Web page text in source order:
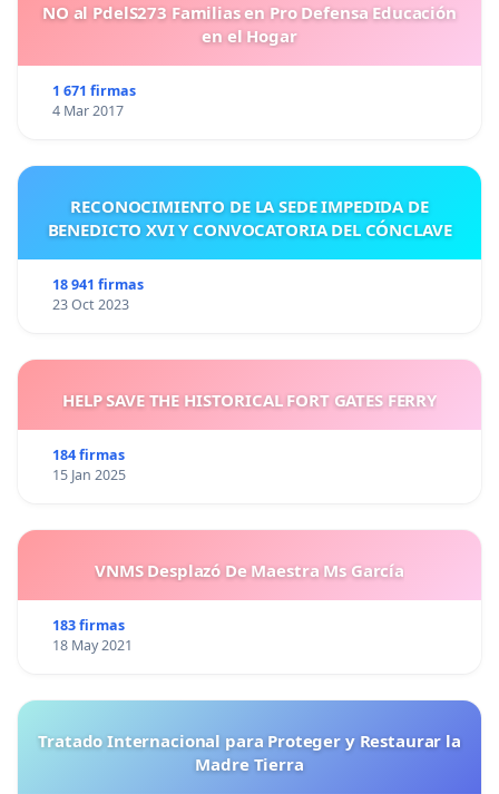
NO al PdelS273 Familias en Pro Defensa Educación
en el Hogar
1 671 firmas
4 Mar 2017
RECONOCIMIENTO DE LA SEDE IMPEDIDA DE
BENEDICTO XVI Y CONVOCATORIA DEL CÓNCLAVE
18 941 firmas
23 Oct 2023
HELP SAVE THE HISTORICAL FORT GATES FERRY
184 firmas
15 Jan 2025
VNMS Desplazó De Maestra Ms García
183 firmas
18 May 2021
Tratado Internacional para Proteger y Restaurar la
Madre Tierra